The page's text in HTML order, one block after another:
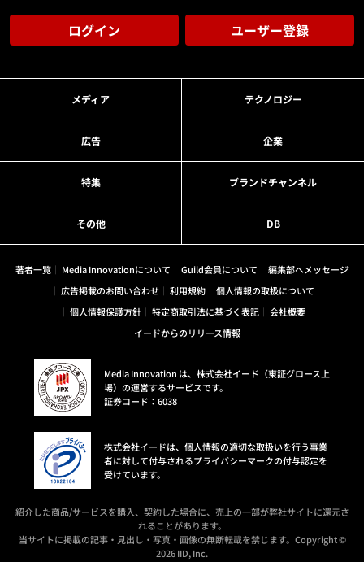
ログイン ユーザー登録
メディア テクノロジー
広告 企業
特集 ブランドチャンネル
その他 DB
著者一覧 Media Innovationについて Guild会員について
編集部へメッセージ
広告掲載のお問い合わせ
利用規約
個人情報の取扱について
個人情報保護方針
特定商取引法に基づく表記
会社概要
イードからのリリース情報
Media Innovation は、株式会社イード（東証グロース上
場）の運営するサービスです。
証券コード：6038
株式会社イードは、個人情報の適切な取扱いを行う事業
者に対して付与されるプライバシーマークの付与認定を
受けています。
紹介した商品/サービスを購入、契約した場合に、売上の一部が弊社サイトに還元さ
れることがあります。
当サイトに掲載の記事・見出し・写真・画像の無断転載を禁じます。Copyright ©
2026 IID, Inc.